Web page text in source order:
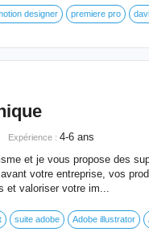
designer premiere pro
Expérience : 4-6 ans
et je vous propose des
votre entreprise, vos
et valoriser votre im...
suite adobe Adobe illustrator